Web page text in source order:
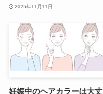
2025年11月11日
妊娠中のヘアカラーは大丈